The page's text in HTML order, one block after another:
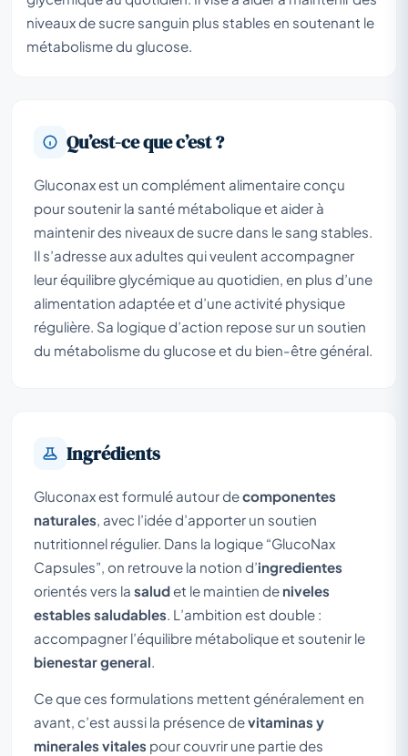
niveaux de sucre sanguin plus stables en soutenant le
métabolisme du glucose.
Qu’est-ce que c’est ?
Gluconax est un complément alimentaire conçu
pour soutenir la santé métabolique et aider à
maintenir des niveaux de sucre dans le sang stables.
Il s’adresse aux adultes qui veulent accompagner
leur équilibre glycémique au quotidien, en plus d’une
alimentation adaptée et d’une activité physique
régulière. Sa logique d’action repose sur un soutien
du métabolisme du glucose et du bien-être général.
Ingrédients
Gluconax est formulé autour decomponentes
naturales , avec l’idée d’apporter un soutien
nutritionnel régulier. Dans la logique “GlucoNax
Capsules”, on retrouve la notion d’ingredientes
orientés vers la saludet le maintien de niveles
estables saludables . L’ambition est double :
accompagner l’équilibre métabolique et soutenir le
bienestar general
Ce que ces formulations mettent généralement en
avant, c’est aussi la présence devitaminas y
minerales vitales pour couvrir une partie des